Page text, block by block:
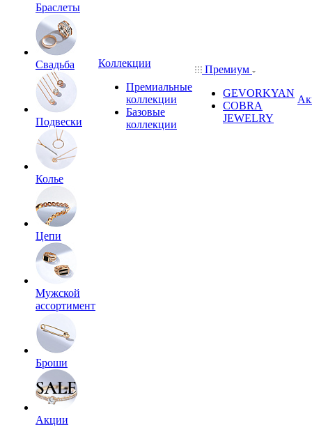
Браслеты
Свадьба
Подвески
Колье
Цепи
Мужской
ассортимент
Броши
Акции
Коллекции
Премиальные
коллекции
Базовые
коллекции
Премиум
GEVORKYAN
COBRA
JEWELRY